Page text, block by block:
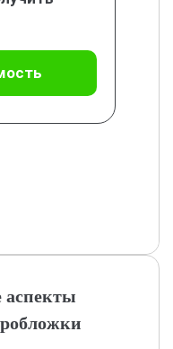
аспекты